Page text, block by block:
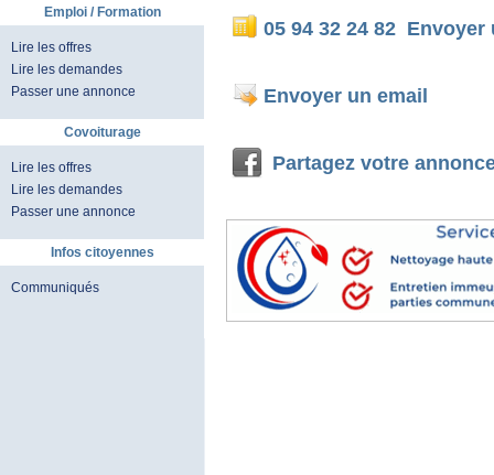
Emploi / Formation
Lire les offres
Lire les demandes
Passer une annonce
Covoiturage
Lire les offres
Lire les demandes
Passer une annonce
Infos citoyennes
Communiqués
05 94 32 24 82 Envoyer
Envoyer un email
Partagez votre